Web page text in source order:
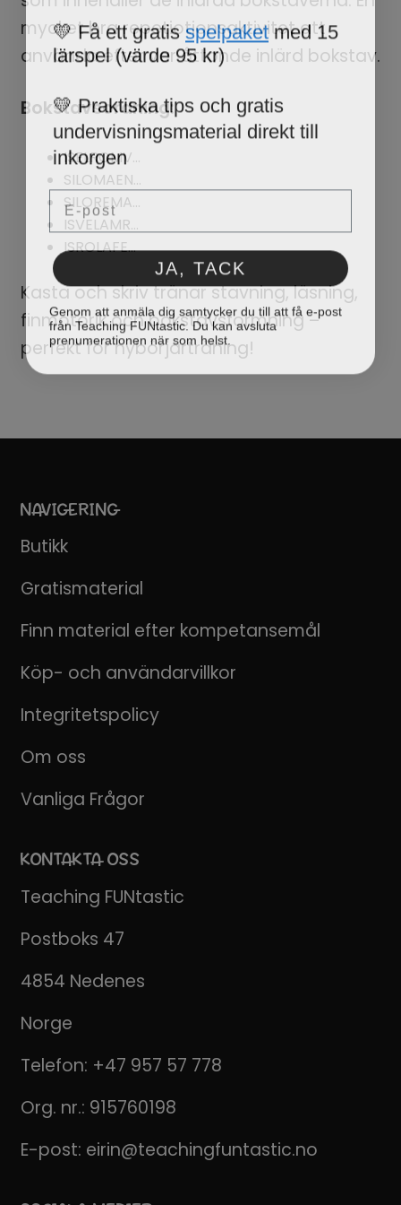
mycket bra repetiotionsaktivitet att
använda efter var åttonde inlärd bokstav.
Bokstavsordning:
ISELROMV…
SILOMAEN…
SILOREMA…
ISVELAMR…
ISROLAFE…
Kasta och skriv tränar stavning, läsning,
finmotorik och bokstavsformning –
perfekt för nybörjarträning!
NAVIGERING
Butikk
Gratismaterial
Finn material efter kompetansemål
Köp- och användarvillkor
Integritetspolicy
Om oss
Vanliga Frågor
KONTAKTA OSS
Teaching FUNtastic
Postboks 47
4854 Nedenes
Norge
Telefon: +47 957 57 778
Org. nr.: 915760198
E-post: eirin@teachingfuntastic.no
💛 Få ett gratisspelpaketmed 15
lärspel (värde 95 kr)
💛 Praktiska tips och gratis
undervisningsmaterial direkt till
inkorgen
Email
JA, TACK
Genom att anmäla dig samtycker du till att få e-post
från Teaching FUNtastic. Du kan avsluta
prenumerationen när som helst.